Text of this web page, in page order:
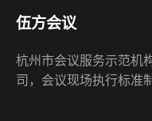
伍方会议
杭州市会议服务示范机
司，会议现场执行标准